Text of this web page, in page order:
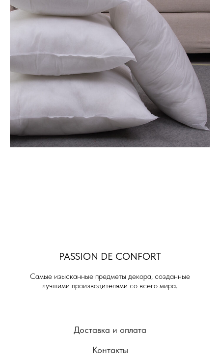
PASSION DE CONFORT
Самые изысканные предметы декора, созданные
лучшими производителями со всего мира.
Доставка и оплата
Контакты